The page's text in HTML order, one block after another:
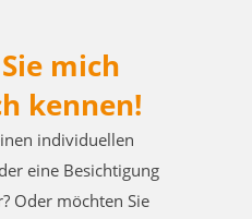
mich
kennen!
individuellen
eine Besichtigung
Oder möchten Sie